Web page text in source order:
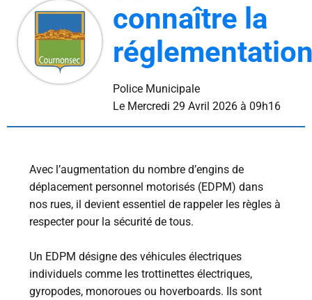
connaître la
Police Municipale
Le Mercredi 29 Avril 2026 à 09h16
Avec l’augmentation du nombre d’engins de
déplacement personnel motorisés (EDPM) dans
nos rues, il devient essentiel de rappeler les règles à
respecter pour la sécurité de tous.
Un EDPM désigne des véhicules électriques
individuels comme les trottinettes électriques,
gyropodes, monoroues ou hoverboards. Ils sont